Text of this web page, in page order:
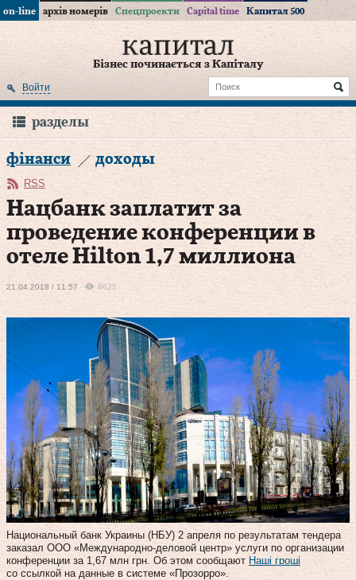
on-line архів номерів Спецпроекти Capital time Капитал 500
Бізнес починається з Капіталу
Войти
разделы
фінанси доходы
RSS
Нацбанк заплатит за
проведение конференции в
отеле Hilton 1,7 миллиона
21.04.2018 / 11:57 8622
Национальный банк Украины (НБУ) 2 апреля по результатам тендера
заказал ООО «Международно-деловой центр» услуги по организации
конференции за 1,67 млн грн. Об этом сообщают Наші гроші
со ссылкой на данные в системе «Прозорро».